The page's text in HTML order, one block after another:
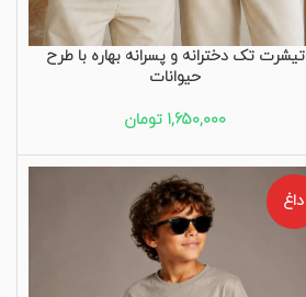
تیشرت تک دخترانه و پسرانه بهاره با طرح
حیوانات
1,650,000 تومان
داغ